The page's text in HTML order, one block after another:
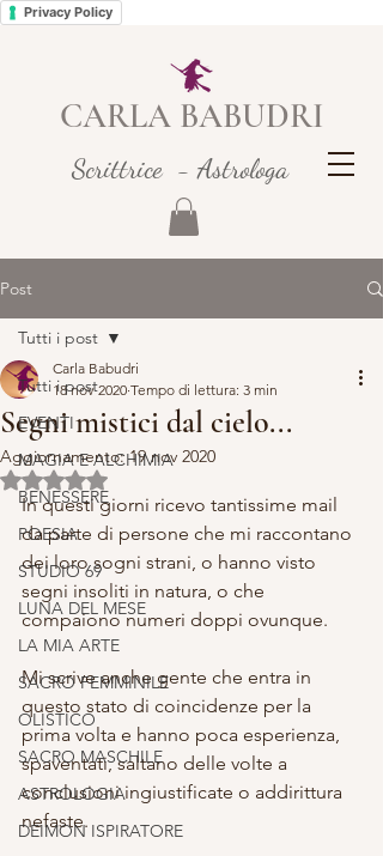
Privacy Policy
CARLA BABUDRI
Scrittrice - Astrologa
Post
Tutti i post
EVENTI
MAGIA E ALCHIMIA
BENESSERE
POESIA
STUDIO 69
LUNA DEL MESE
LA MIA ARTE
SACRO FEMMINILE
OLISTICO
SACRO MASCHILE
ASTROLOGIA
DEIMON ISPIRATORE
Tutti i post
Segni mistici dal cielo...
Carla Babudri
18 nov 2020 Tempo di lettura: 3 min
Aggiornamento:19 nov 2020
Valutazione NaN stelle su 5.
In questi giorni ricevo tantissime mail
da parte di persone che mi raccontano
dei loro sogni strani, o hanno visto
segni insoliti in natura, o che
compaiono numeri doppi ovunque.
Mi scrive anche gente che entra in
questo stato di coincidenze per la
prima volta e hanno poca esperienza,
spaventati, saltano delle volte a
conclusioni ingiustificate o addirittura
nefaste.